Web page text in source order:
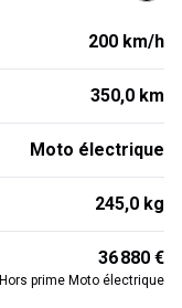
200 km/h
350,0 km
Moto électrique
245,0 kg
36 880 €
Hors prime Moto électrique